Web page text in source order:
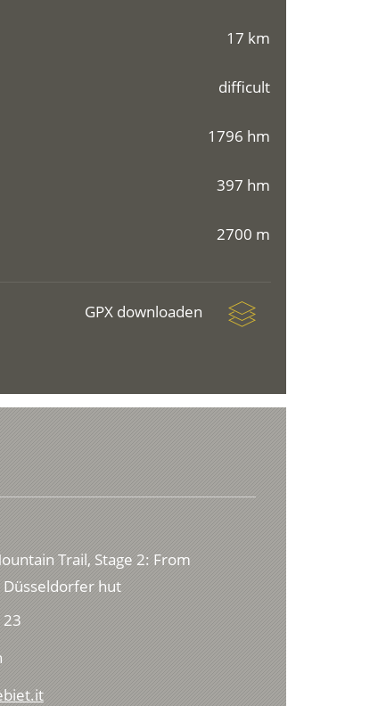
17 km
difficult
1796 hm
397 hm
2700 m
GPX downloaden
Trail, Stage 2: From
hut